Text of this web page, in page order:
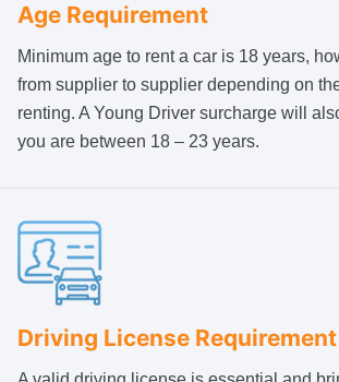
Age Requirement
Minimum age to rent a car is 18 years,
from supplier to supplier depending on
renting. A Young Driver surcharge will
you are between 18 – 23 years.
Driving License Requirement